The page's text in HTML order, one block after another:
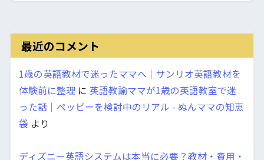
最近のコメント
1歳の英語教材で迷ったママへ｜サンリオ英語教材を
体験前に整理 に 英語教諭ママが1歳の英語教室で迷
った話｜ペッピーを検討中のリアル - ぬんママの知恵
袋 より
ディズニー英語システムは本当に必要？教材・費用・